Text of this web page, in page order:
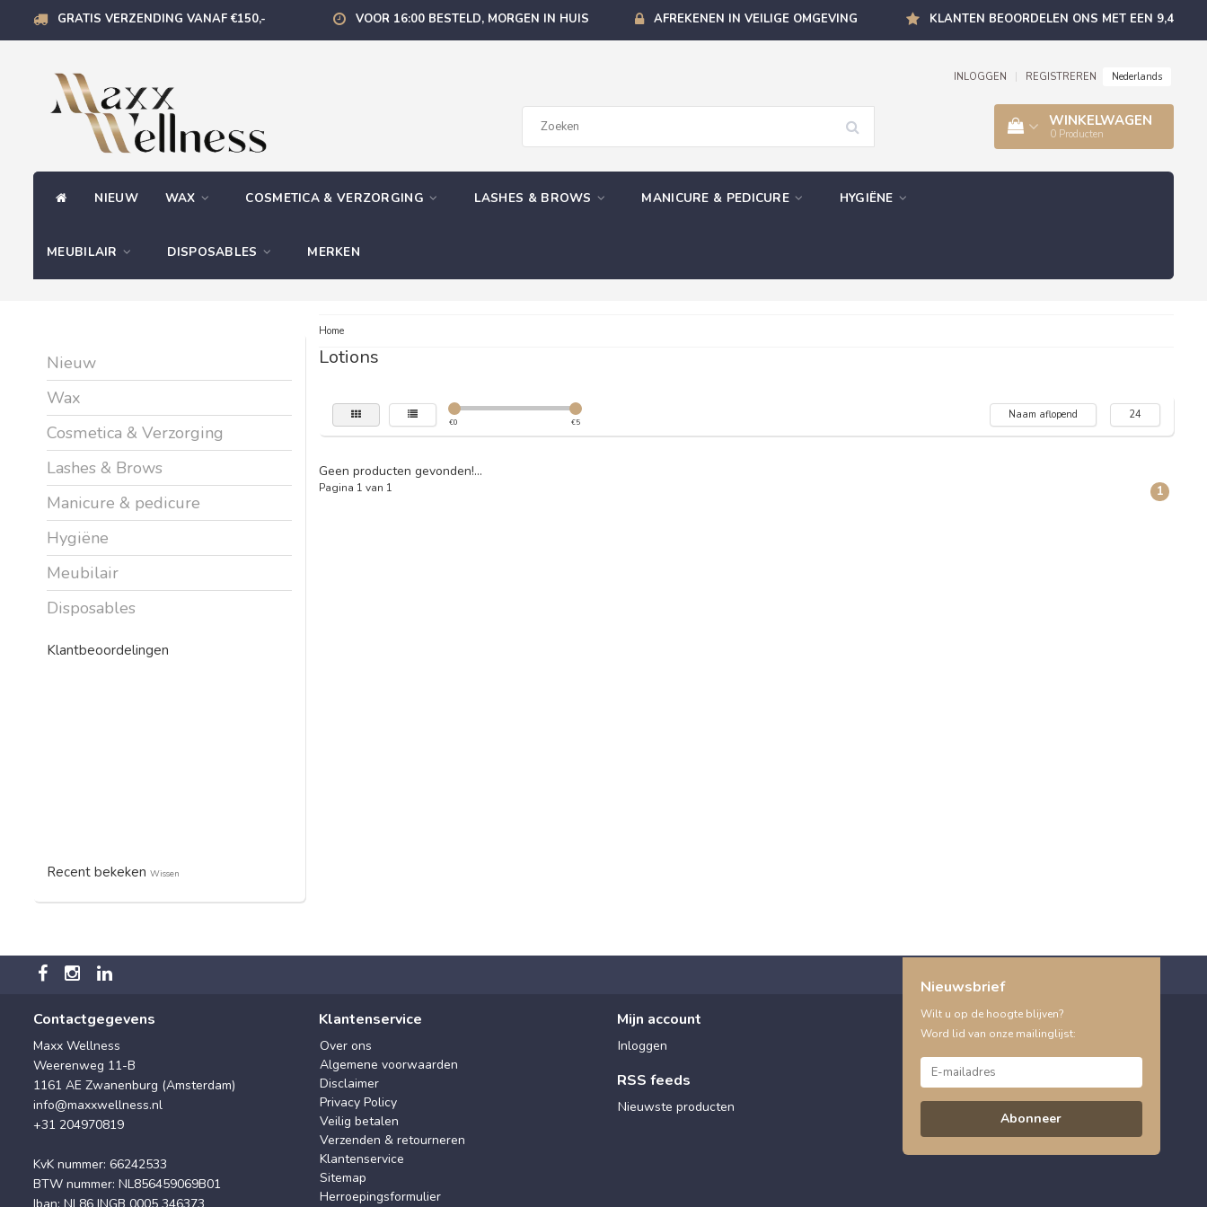
GRATIS VERZENDING VANAF €150,- VOOR 16:00 BESTELD, MORGEN IN HUIS AFREKENEN IN VEILIGE OMGEVING KLANTEN BEOORDELEN ONS MET EEN 9,4
INLOGGEN REGISTREREN Nederlands
WINKELWAGEN
0 Producten
NIEUW WAX COSMETICA & VERZORGING LASHES & BROWS MANICURE & PEDICURE HYGIËNE
MEUBILAIR DISPOSABLES MERKEN
Nieuw
Wax
Cosmetica & Verzorging
Lashes & Brows
Manicure & pedicure
Hygiëne
Meubilair
Disposables
Klantbeoordelingen
Recent bekeken Wissen
Home
Lotions
€0 €5
Naam aflopend 24
Geen producten gevonden!...
Pagina 1 van 1 1
Contactgegevens
Maxx Wellness
Weerenweg 11-B
1161 AE Zwanenburg (Amsterdam)
info@maxxwellness.nl
+31 204970819
KvK nummer: 66242533
BTW nummer: NL856459069B01
Iban: NL86 INGB 0005 346373
Klantenservice
Over ons
Algemene voorwaarden
Disclaimer
Privacy Policy
Veilig betalen
Verzenden & retourneren
Klantenservice
Sitemap
Herroepingsformulier
Mijn account
Inloggen
RSS feeds
Nieuwste producten
Nieuwsbrief
Wilt u op de hoogte blijven?
Word lid van onze mailinglijst:
Abonneer